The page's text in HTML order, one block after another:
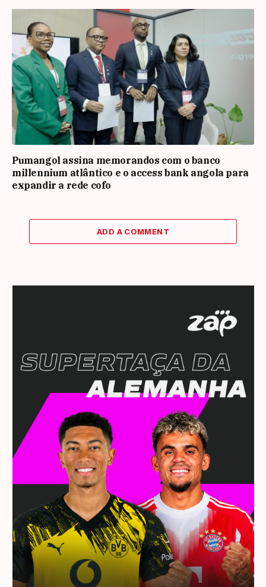
Pumangol assina memorandos com o banco
millennium atlântico e o access bank angola para
expandir a rede cofo
ADD A COMMENT